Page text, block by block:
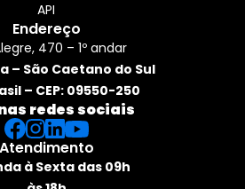
API
Endereço
470 – 1º andar
– São Caetano do Sul
– CEP: 09550-250
redes sociais
Atendimento
à Sexta das 09h